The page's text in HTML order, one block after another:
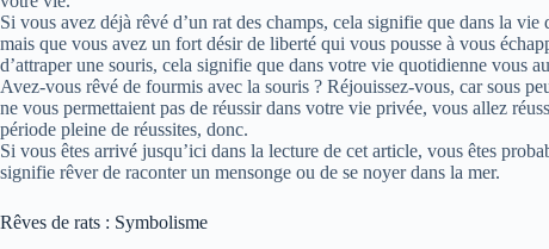
Si vous avez déjà rêvé d’un rat des champs, cela signifie que dans la
mais que vous avez un fort désir de liberté qui vous pousse à vous
d’attraper une souris, cela signifie que dans votre vie quotidienne vous
Avez-vous rêvé de fourmis avec la souris ? Réjouissez-vous, car sous
ne vous permettaient pas de réussir dans votre vie privée, vous allez
période pleine de réussites, donc.
Si vous êtes arrivé jusqu’ici dans la lecture de cet article, vous êtes
signifie rêver de raconter un mensonge ou de se noyer dans la mer.
Rêves de rats : Symbolisme